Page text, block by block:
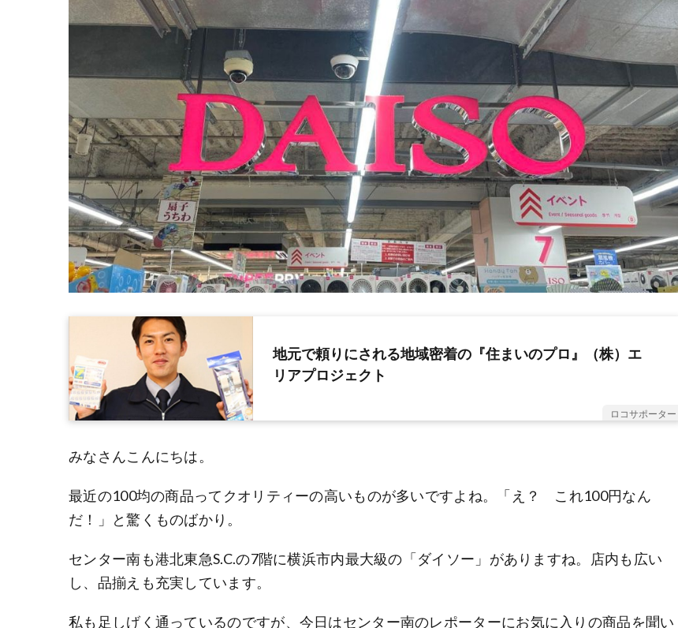
地元で頼りにされる地域密着の『住まいのプロ』（株）エ
リアプロジェクト
ロコサポーター
みなさんこんにちは。
最近の100均の商品ってクオリティーの高いものが多いですよね。「え？ これ100円なん
だ！」と驚くものばかり。
センター南も港北東急S.C.の7階に横浜市内最大級の「ダイソー」がありますね。店内も広い
し、品揃えも充実しています。
私も足しげく通っているのですが、今日はセンター南のレポーターにお気に入りの商品を聞い